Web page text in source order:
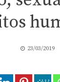
23/03/2019